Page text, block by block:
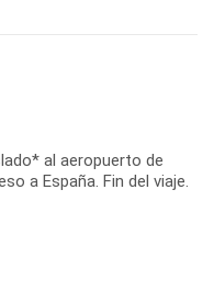
al aeropuerto de